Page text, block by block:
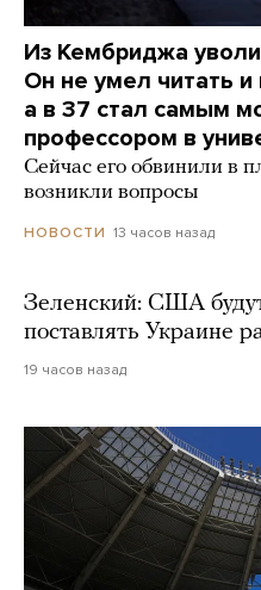
Из Кембриджа
Он не умел читать и
а в 37 стал самым
профессором в
Сейчас его обвинили в
возникли вопросы
НОВОСТИ 13 часов назад
Зеленский: США
поставлять Украине
19 часов назад